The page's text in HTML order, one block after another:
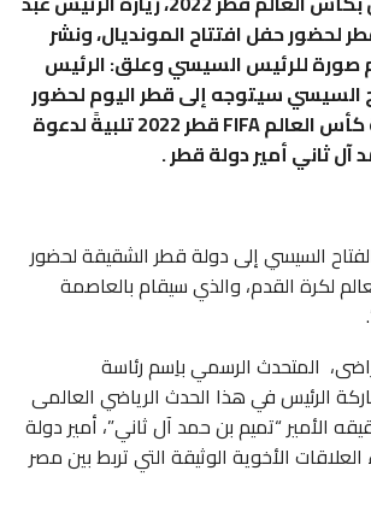
لحضور حفل افتتاح المونديال، ونشر
للرئيس السيسي وعلق: الرئيس
السيسي سيتوجه إلى قطر اليوم لحضور
حفل افتتاح بطولة كأس العالم FIFA قطر 2022 تلبيةً لدعوة
ثاني أمير دولة قطر .
السيسي إلى دولة قطر الشقيقة لحضور
لكرة القدم، والذي سيقام بالعاصمة
المتحدث الرسمي باِسم رئاسة
الرئيس في هذا الحدث الرياضي العالمى
الأمير “تميم بن حمد آل ثاني”، أمير دولة
الأخوية الوثيقة التي تربط بين مصر